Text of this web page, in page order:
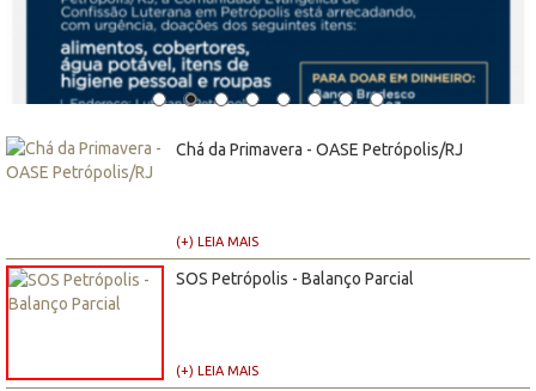
Chá da Primavera - OASE Petrópolis/RJ
(+) LEIA MAIS
SOS Petrópolis - Balanço Parcial
(+) LEIA MAIS